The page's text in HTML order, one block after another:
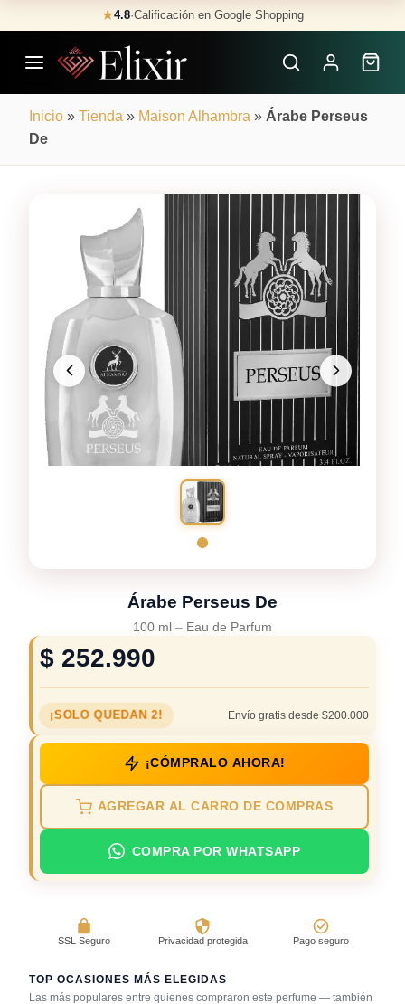
to
content
★4.8·Calificación en Google Shopping
Inicio » Tienda » Maison Alhambra » Árabe Perseus
De
Árabe Perseus De
100 ml – Eau de Parfum
$ 252.990
¡SOLO QUEDAN 2! Envío gratis desde $200.000
¡CÓMPRALO AHORA!
AGREGAR AL CARRO DE COMPRAS
COMPRA POR WHATSAPP
SSL Seguro Privacidad protegida Pago seguro
TOP OCASIONES MÁS ELEGIDAS
Las más populares entre quienes compraron este perfume — también